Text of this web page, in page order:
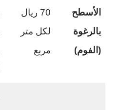
الأسطح
بالرغوة
(الفوم)
70 ريال
لكل متر
مربع